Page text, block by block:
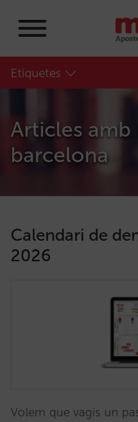
Etiquetes
Articles
barcelona
Calendari de
2026
Volem que vagis un